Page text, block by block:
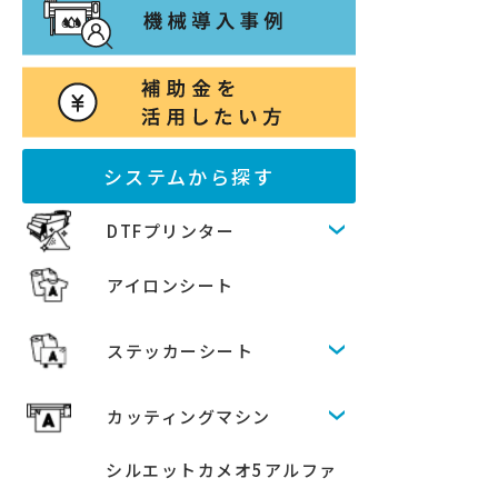
システムから探す
DTFプリンター
アイロンシート
ステッカーシート
カッティングマシン
シルエットカメオ5アルファ